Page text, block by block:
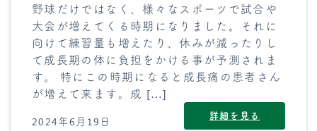
野球だけではなく、様々なスポーツで試合や
大会が増えてくる時期になりました。それに
向けて練習量も増えたり、休みが減ったりし
て成長期の体に負担をかける事が予測されま
す。 特にこの時期になると成長痛の患者さん
が増えて来ます。成 […]
2024年6月19日 詳細を見る